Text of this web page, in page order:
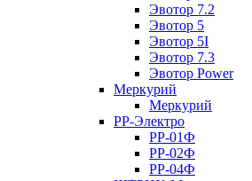
Эвотор 7.2
Эвотор 5
Эвотор 5I
Эвотор 7.3
Эвотор Power
Меркурий
Меркурий
РР-Электро
РР-01Ф
РР-02Ф
РР-04Ф